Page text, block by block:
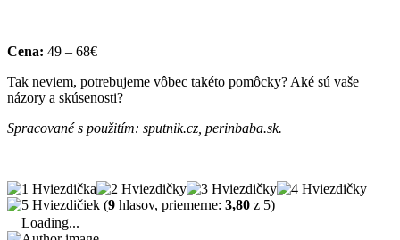
Cena: 49 – 68€
Tak neviem, potrebujeme vôbec takéto pomôcky? Aké sú vaše
názory a skúsenosti?
Spracované s použitím: sputnik.cz, perinbaba.sk.
(9 hlasov, priemerne: 3,80 z 5)
Loading...